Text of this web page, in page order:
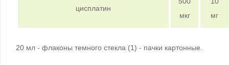
цисплатин
мкг
мг
20 мл - флаконы темного стекла (1) - пачки картонные.